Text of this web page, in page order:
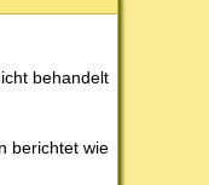
behandelt
berichtet wie